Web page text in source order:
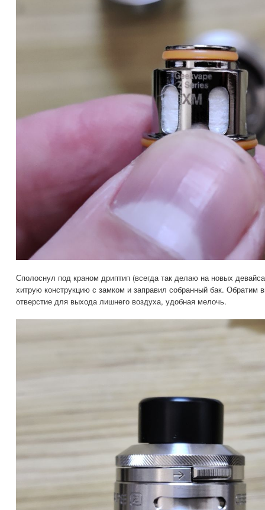
Сполоснул под краном дриптип (всегда так делаю на новых
хитрую конструкцию с замком и заправил собранный бак. Обратим
отверстие для выхода лишнего воздуха, удобная мелочь.